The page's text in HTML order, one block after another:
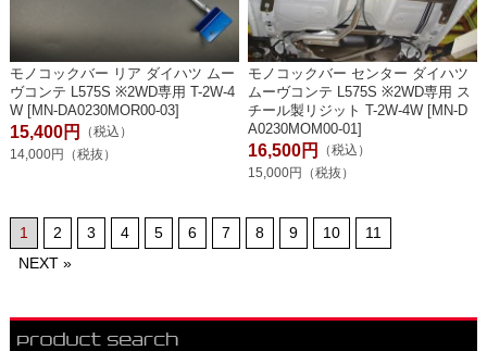
モノコックバー リア ダイハツ ムー
ヴコンテ L575S ※2WD専用 T-2W-4
W [MN-DA0230MOR00-03]
15,400円
（税込）
14,000円（税抜）
モノコックバー センター ダイハツ
ムーヴコンテ L575S ※2WD専用 ス
チール製リジット T-2W-4W [MN-D
A0230MOM00-01]
16,500円
（税込）
15,000円（税抜）
1 2 3 4 5 6 7 8 9 10
11
NEXT »